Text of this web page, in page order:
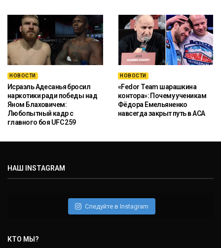
НОВОСТИ
Исраэль Адесанья бросил
наркотики ради победы над
Яном Блаховичем:
Любопытный кадр с
главного боя UFC 259
НОВОСТИ
«Fedor Team шарашкина
контора»: Почему ученикам
Фёдора Емельяненко
навсегда закрыт путь в ACA
НАШ INSTAGRAM
Следуйте в Instagram
КТО МЫ?